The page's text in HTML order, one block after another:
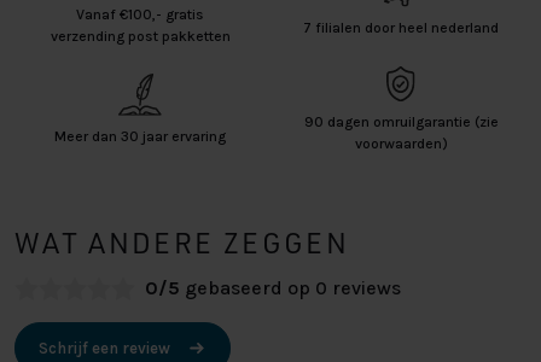
Vanaf €100,- gratis
verzending post pakketten
7 filialen door heel nederland
Meer dan 30 jaar ervaring
90 dagen omruilgarantie (zie
voorwaarden)
WAT ANDERE ZEGGEN
0/5 gebaseerd op 0 reviews
Schrijf een review